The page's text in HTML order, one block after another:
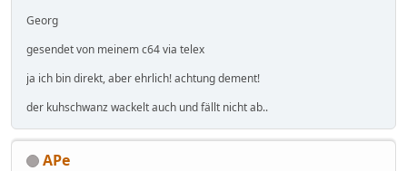
Georg
gesendet von meinem c64 via telex
ja ich bin direkt, aber ehrlich! achtung dement!
der kuhschwanz wackelt auch und fällt nicht ab..
APe